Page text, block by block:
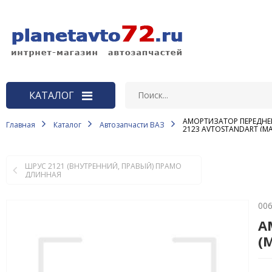
КАТАЛОГ
ВАЗ
Vesta, LADA X-RAY
Автозапчасти ВАЗ
Главная Каталог Автозапчасти ВАЗ АМОРТИЗАТОР
2123 AVTOSTANDART
ШРУС 2121 (ВНУТРЕННИЙ, ПРАВЫЙ) ПРАМО
ДЛИННАЯ